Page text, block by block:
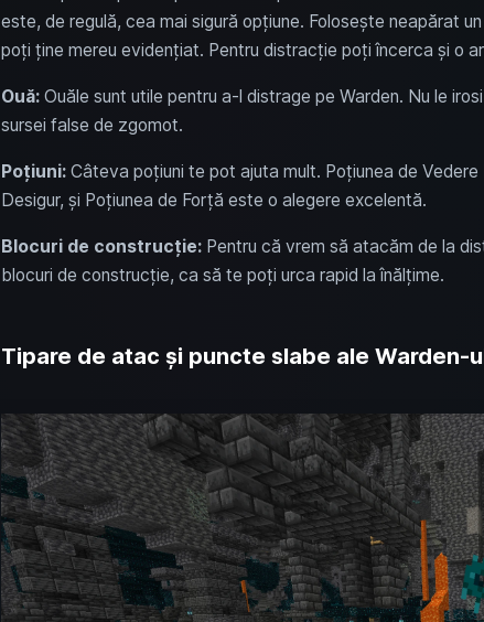
este, de regulă, cea mai sigură opțiune. Folosește neapărat
poți ține mereu evidențiat. Pentru distracție poți încerca și o
Ouă:Ouăle sunt utile pentru a-l distrage pe Warden. Nu le
sursei false de zgomot.
Poțiuni:Câteva poțiuni te pot ajuta mult. Poțiunea de
Desigur, și Poțiunea de Forță este o alegere excelentă.
Blocuri de construcție:Pentru că vrem să atacăm de la
blocuri de construcție, ca să te poți urca rapid la înălțime.
Tipare de atac și puncte slabe ale Warden-